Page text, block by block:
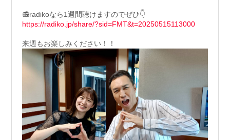
📻radikoなら1週間聴けますのでぜひ👇
https://radiko.jp/share/?sid=FMT&t=20250515113000
来週もお楽しみください！！